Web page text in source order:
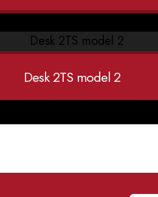
Desk 2TS model 2